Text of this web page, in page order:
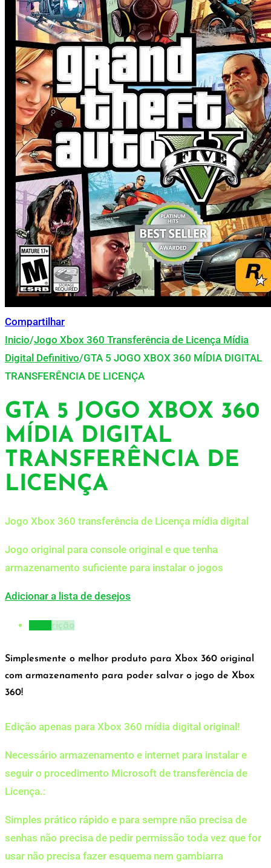
Compartilhar
Inicio/Jogo Xbox 360 Transferência de Licença Mídia
Digital Definitivo/GTA 5 JOGO XBOX 360 MÍDIA DIGITAL
TRANSFERÊNCIA DE LICENÇA
GTA 5 JOGO XBOX 360
MÍDIA DIGITAL
TRANSFERÊNCIA DE
LICENÇA
Jogo Xbox 360 transferência de Licença mídia digital
Jogo original para console original e que tenha
armazenamento suficiente para instalar o jogos
Adicionar a lista de desejos
Descrição
Simplesmente o melhor produto para Xbox 360 original
com armazenamento para poder salvar o jogo de Xbox
360!
Edição apenas para Xbox 360 mídia digital original!
Necessário armazenamento e internet para instalar e
seguir o procedimento Microsoft de transferência de
Licença.:
Simples prático rápido e para sempre não precisa de
senhas não precisa de pedir permissão toda vez que for
usar não precisa fazer esquema nem gambiarra